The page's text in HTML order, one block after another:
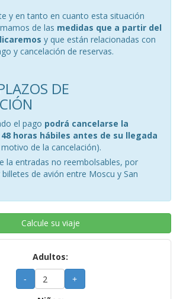
y en tanto en cuanto esta situación
de las medidas que a partir del
y que están relacionadas con
y cancelación de reservas.
DE
el pago podrá cancelarse la
horas hábiles antes de su llegada
de la cancelación).
la entradas no reembolsables, por
de avión entre Moscu y San
Calcule su viaje
Adultos:
- +